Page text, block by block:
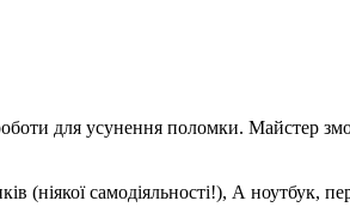
для усунення поломки. Майстер
(ніякої самодіяльності!), А ноутбук,